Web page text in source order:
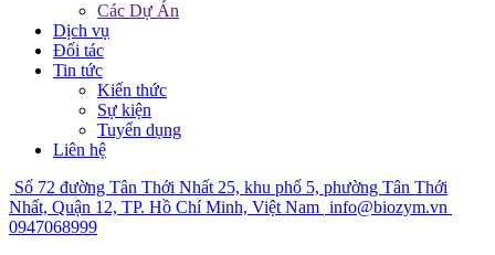
Các Dự Án
Dịch vụ
Đối tác
Tin tức
Kiến thức
Sự kiện
Tuyển dụng
Liên hệ
Số 72 đường Tân Thới Nhất 25, khu phố 5, phường Tân Thới
Nhất, Quận 12, TP. Hồ Chí Minh, Việt Nam info@biozym.vn
0947068999